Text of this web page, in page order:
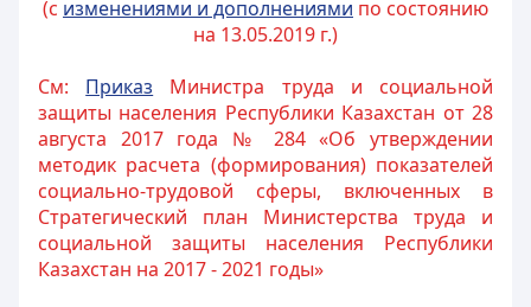
(с изменениями и дополнениями по состоянию
на 13.05.2019 г.)
См: Приказ Министра труда и социальной
защиты населения Республики Казахстан от 28
августа 2017 года № 284 «Об утверждении
методик расчета (формирования) показателей
социально-трудовой сферы, включенных в
Стратегический план Министерства труда и
социальной защиты населения Республики
Казахстан на 2017 - 2021 годы»